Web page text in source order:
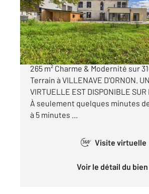
Maison à vendre
971 850 €
Élégante Maison de Maître en
265 m² Charme & Modernité sur
Terrain à VILLENAVE D'ORNON.
VIRTUELLE EST DISPONIBLE SUR
À seulement quelques minutes
à 5 minutes ...
360° Visite virtuelle
Voir le détail du bien